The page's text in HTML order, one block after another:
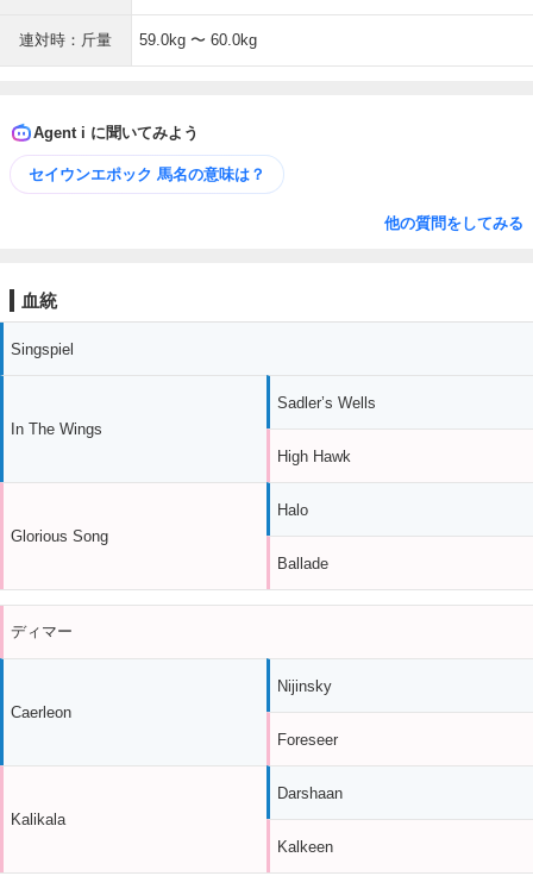
連対時：斤量 59.0kg 〜 60.0kg
Agent i に聞いてみよう
セイウンエポック 馬名の意味は？
他の質問をしてみる
血統
Singspiel
In The Wings
Glorious Song
Sadler’s Wells
High Hawk
Halo
Ballade
ディマー
Caerleon
Kalikala
Nijinsky
Foreseer
Darshaan
Kalkeen